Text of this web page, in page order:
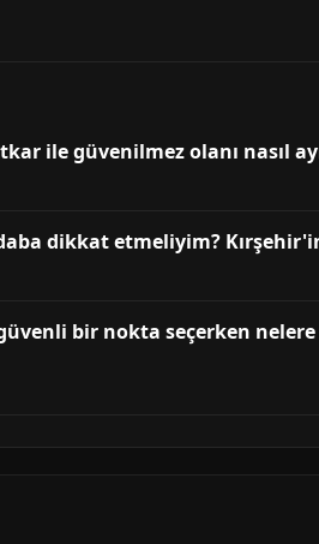
ile güvenilmez olanı nasıl
dikkat etmeliyim?
bir nokta seçerken